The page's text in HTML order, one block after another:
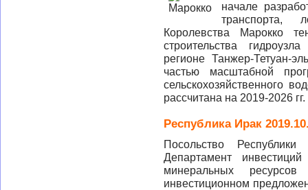
начале
транспорта,
Королевства
Марокко
строительства
гидроузла
регионе
Танжер-Тетуан-
частью
масштабной
сельскохозяйственного
рассчитана на 2019-2026 гг.
Республика Ирак
Посольство
Департамент
минеральных
инвестиционном